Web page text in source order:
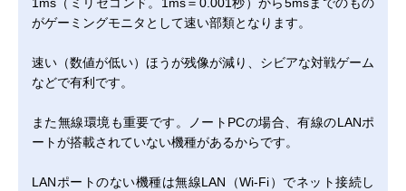
1ms（ミリセコンド。1ms＝0.001秒）から5msまでのもの
がゲーミングモニタとして速い部類となります。
速い（数値が低い）ほうが残像が減り、シビアな対戦ゲーム
などで有利です。
また無線環境も重要です。ノートPCの場合、有線のLANポ
ートが搭載されていない機種があるからです。
LANポートのない機種は無線LAN（Wi-Fi）でネット接続し